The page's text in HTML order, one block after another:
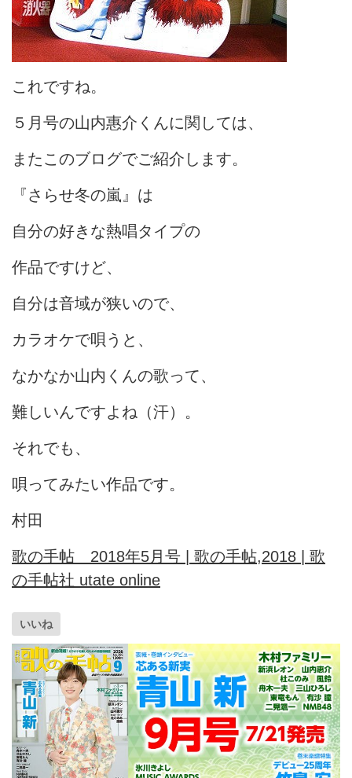
これですね。
５月号の山内惠介くんに関しては、
またこのブログでご紹介します。
『さらせ冬の嵐』は
自分の好きな熱唱タイプの
作品ですけど、
自分は音域が狭いので、
カラオケで唄うと、
なかなか山内くんの歌って、
難しいんですよね（汗）。
それでも、
唄ってみたい作品です。
村田
歌の手帖 2018年5月号 | 歌の手帖,2018 | 歌
の手帖社 utate online
いいね